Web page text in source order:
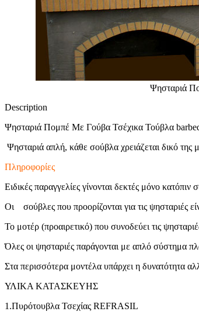
Ψησταριά
Description
Ψησταριά Πομπέ Με Γούβα Τσέχικα Τούβλα
Ψησταριά απλή, κάθε σούβλα χρειάζεται δικό της
Πληροφορίες
Ειδικές παραγγελίες γίνονται δεκτές μόνο
Οι σούβλες που προορίζονται για τις ψησταριές
Το μοτέρ (προαιρετικό) που συνοδεύει τις
Όλες οι ψησταριές παράγονται με απλό σύστημα
Στα περισσότερα μοντέλα υπάρχει η δυνατότητα
ΥΛΙΚΑ ΚΑΤΑΣΚΕΥΗΣ
1.Πυρότουβλα Τσεχίας REFRASIL